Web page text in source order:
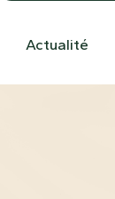
Actualité